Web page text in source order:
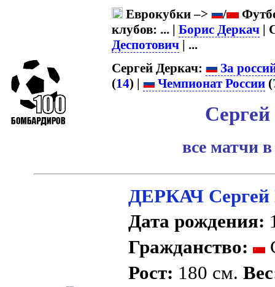
Еврокубки –> /
клубов: ... | Борис Деркач |
Деспотович | ...
Сергей Деркач:
За
(14) | Чемпионат России (
все матчи
ДЕРКАЧ Сергей
Дата рождения:
Гражданство:
Рост: 180 см.